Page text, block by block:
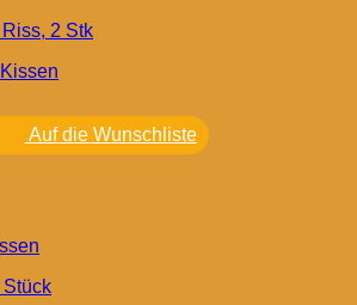
2 Stk
Auf die Wunschliste